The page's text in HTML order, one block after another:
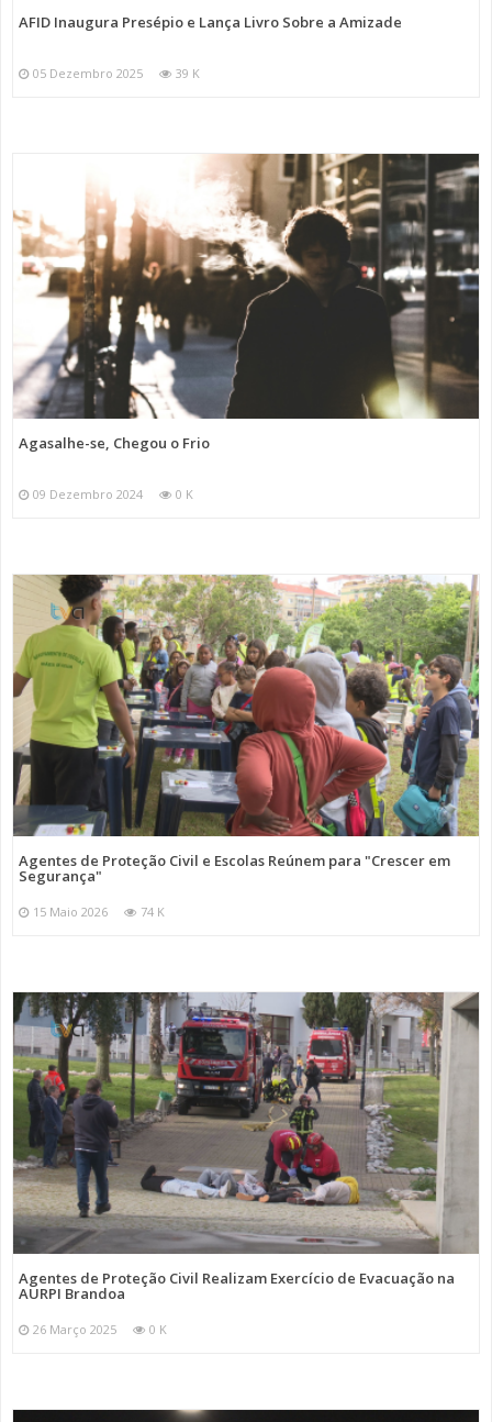
AFID Inaugura Presépio e Lança Livro Sobre a Amizade
05 Dezembro 2025 39 K
Agasalhe-se, Chegou o Frio
09 Dezembro 2024 0 K
Agentes de Proteção Civil e Escolas Reúnem para "Crescer em
Segurança"
15 Maio 2026 74 K
Agentes de Proteção Civil Realizam Exercício de Evacuação na
AURPI Brandoa
26 Março 2025 0 K